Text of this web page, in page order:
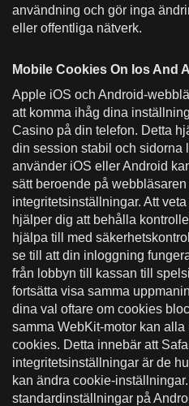
användning och gör inga
eller offentliga nätverk.
Mobile Cookies On Ios And
Apple iOS och Android-
att komma ihåg dina
Casino på din telefon. Detta
din session stabil och sidorna
använder iOS eller Android
sätt beroende på
integritetsinställningar. Att
hjälper dig att behålla
hjälpa till med
se till att din inloggning
från lobbyn till kassan till
fortsätta visa samma
dina val oftare om cookies
samma WebKit-motor kan
cookies. Detta innebär att
integritetsinställningar är de
kan ändra cookie-
standardinställningar på